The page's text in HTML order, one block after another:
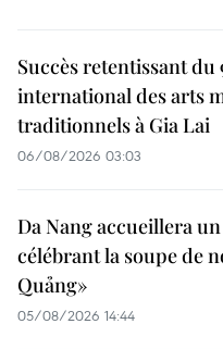
Succès retentissant du
international des arts
traditionnels à Gia Lai
06/08/2026 03:03
Da Nang accueillera
célébrant la soupe de
Quảng»
05/08/2026 14:44